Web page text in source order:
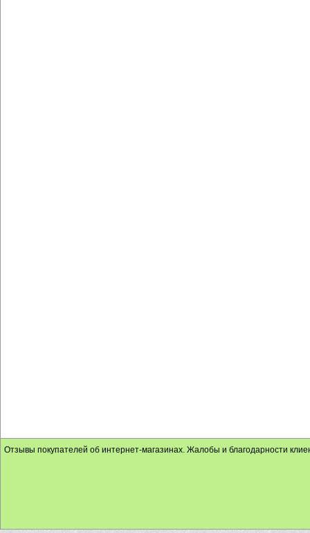
Отзывы покупателей об интернет-магазинах. Жалобы и благодарности